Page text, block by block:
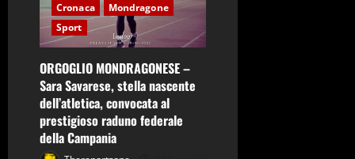
Cronaca
Mondragone
Sport
ORGOGLIO MONDRAGONESE –
Sara Savarese, stella nascente
dell’atletica, convocata al
prestigioso raduno federale
della Campania